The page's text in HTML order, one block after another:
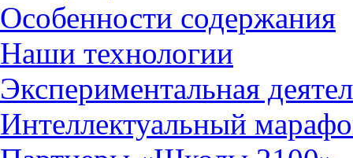
Особенности содержания
Наши технологии
Экспериментальная
Интеллектуальный